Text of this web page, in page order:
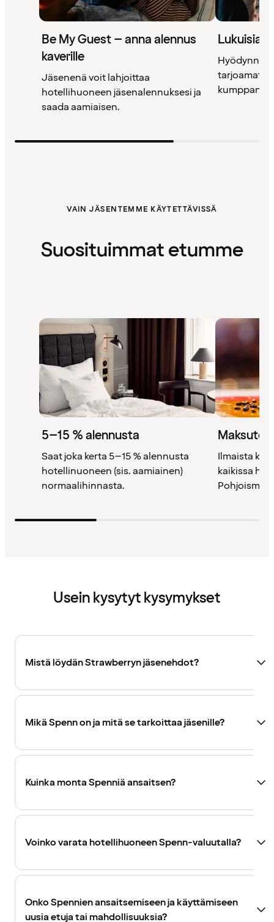
Be My Guest – anna alennus
kaverille
Jäsenenä voit lahjoittaa
hotellihuoneen jäsenalennuksesi ja
saada aamiaisen.
Lukuisia
Hyödynnä
tarjoamat
VAIN JÄSENTEMME KÄYTETTÄVISSÄ
Suosituimmat etumme
5–15 % alennusta
Saat joka kerta 5–15 % alennusta
hotellinuoneen (sis. aamiainen)
normaalihinnasta.
Ilmaista
kaikissa
Usein kysytyt kysymykset
Mistä löydän Strawberryn jäsenehdot?
Mikä Spenn on ja mitä se tarkoittaa jäsenille?
Kuinka monta Spenniä ansaitsen?
Voinko varata hotellihuoneen Spenn-valuutalla?
Onko Spennien ansaitsemiseen ja käyttämiseen
uusia etuja tai mahdollisuuksia?